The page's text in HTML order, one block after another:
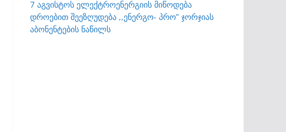
7 აგვისტოს ელექტროენერგიის მიწოდება
დროებით შეეზღუდება ,,ენერგო- პრო” ჯორჯიას
აბონენტების ნაწილს